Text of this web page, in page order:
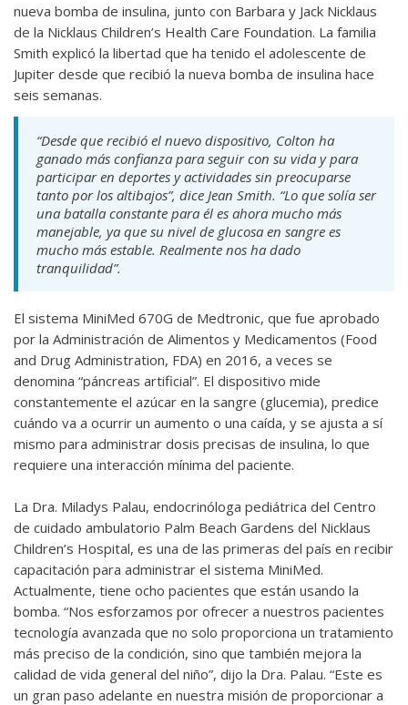
nueva bomba de insulina, junto con Barbara y Jack Nicklaus
de la Nicklaus Children’s Health Care Foundation. La familia
Smith explicó la libertad que ha tenido el adolescente de
Jupiter desde que recibió la nueva bomba de insulina hace
seis semanas.
“Desde que recibió el nuevo dispositivo, Colton ha
ganado más confianza para seguir con su vida y para
participar en deportes y actividades sin preocuparse
tanto por los altibajos”, dice Jean Smith. “Lo que solía ser
una batalla constante para él es ahora mucho más
manejable, ya que su nivel de glucosa en sangre es
mucho más estable. Realmente nos ha dado
tranquilidad”.
El sistema MiniMed 670G de Medtronic, que fue aprobado
por la Administración de Alimentos y Medicamentos (Food
and Drug Administration, FDA) en 2016, a veces se
denomina “páncreas artificial”. El dispositivo mide
constantemente el azúcar en la sangre (glucemia), predice
cuándo va a ocurrir un aumento o una caída, y se ajusta a sí
mismo para administrar dosis precisas de insulina, lo que
requiere una interacción mínima del paciente.
La Dra. Miladys Palau, endocrinóloga pediátrica del Centro
de cuidado ambulatorio Palm Beach Gardens del Nicklaus
Children’s Hospital, es una de las primeras del país en recibir
capacitación para administrar el sistema MiniMed.
Actualmente, tiene ocho pacientes que están usando la
bomba. “Nos esforzamos por ofrecer a nuestros pacientes
tecnología avanzada que no solo proporciona un tratamiento
más preciso de la condición, sino que también mejora la
calidad de vida general del niño”, dijo la Dra. Palau. “Este es
un gran paso adelante en nuestra misión de proporcionar a